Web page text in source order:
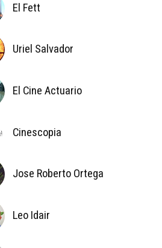
El Fett
Uriel Salvador
El Cine Actuario
Cinescopia
Jose Roberto Ortega
Leo Idair